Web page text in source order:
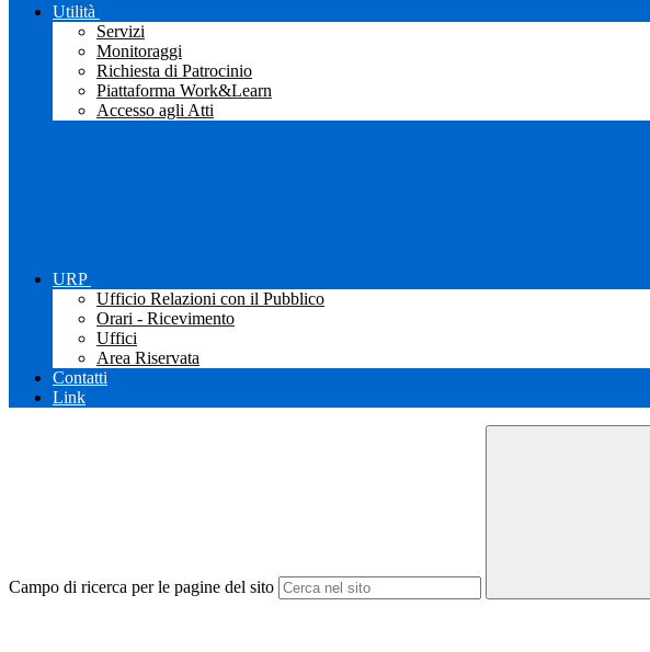
Utilità
Servizi
Monitoraggi
Richiesta di Patrocinio
Piattaforma Work&Learn
Accesso agli Atti
URP
Ufficio Relazioni con il Pubblico
Orari - Ricevimento
Uffici
Area Riservata
Contatti
Link
Campo di ricerca per le pagine del sito